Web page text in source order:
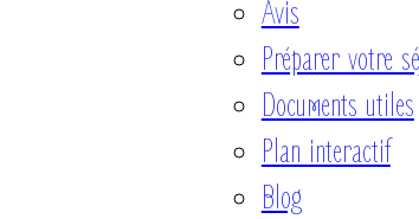
Avis
Préparer votre
Documents utiles
Plan interactif
Blog